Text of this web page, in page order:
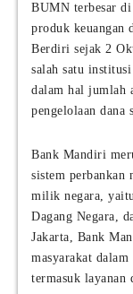
BUMN terbesar di
produk keuangan
Berdiri sejak 2
salah satu
dalam hal jumlah
pengelolaan dana
Bank Mandiri
sistem perbankan
milik negara,
Dagang Negara,
Jakarta, Bank
masyarakat dalam
termasuk layanan